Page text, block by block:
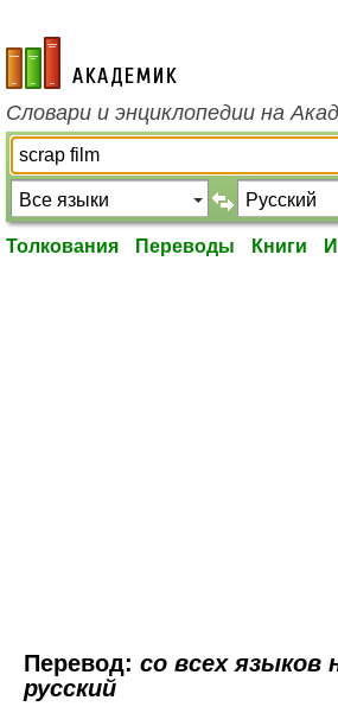
academic.ru
Словари и энциклопедии на
Толкования Переводы Книги
Перевод: со всех языков
русский